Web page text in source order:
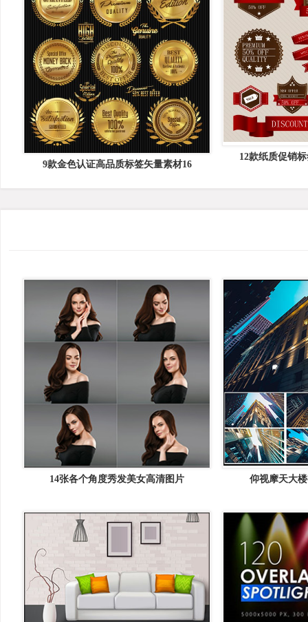
9款金色认证高品质标签矢量素材16
12款纸质促销
14张各个角度秀发美女高清图片 仰视摩天大